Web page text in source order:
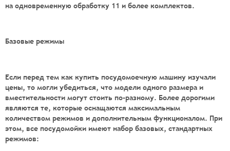
на одновременную обработку 11 и более комплектов.
Базовые режимы
Если перед тем как купить посудомоечную машину изучали
цены, то могли убедиться, что модели одного размера и
вместительности могут стоить по-разному. Более дорогими
являются те, которые оснащаются максимальным
количеством режимов и дополнительным функционалом. При
этом, все посудомойки имеют набор базовых, стандартных
режимов: